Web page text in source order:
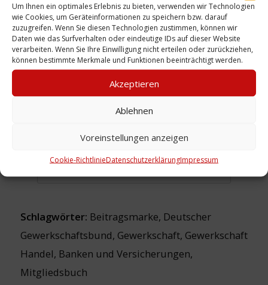
Um Ihnen ein optimales Erlebnis zu bieten, verwenden wir Technologien
wie Cookies, um Geräteinformationen zu speichern bzw. darauf
zuzugreifen. Wenn Sie diesen Technologien zustimmen, können wir
Daten wie das Surfverhalten oder eindeutige IDs auf dieser Website
verarbeiten. Wenn Sie Ihre Einwilligung nicht erteilen oder zurückziehen,
können bestimmte Merkmale und Funktionen beeinträchtigt werden.
Akzeptieren
Ablehnen
Voreinstellungen anzeigen
Cookie-RichtlinieDatenschutzerklärungImpressum
Urheber: Deutscher
Gewerkschaftsbund
Sammlung:Schäfer/ Nachlass
Zeitliche Einordnung: 01.11.1951
Personen: Schäfer, Hella
Schlagwörter: Beitragsmarke, Deutscher
Gewerkschaftsbund, Gewerkschaft, Gewerkschaft
Handel, Banken und Versicherungen,
Mitgliedsbuch